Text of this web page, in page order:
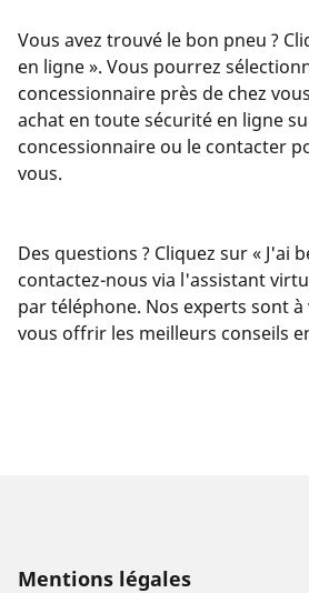
Vous avez trouvé le bon pneu ?
en ligne ». Vous pourrez
concessionnaire près de chez
achat en toute sécurité en ligne
concessionnaire ou le contacter
vous.
Des questions ? Cliquez sur « J'ai
contactez-nous via l'assistant
par téléphone. Nos experts sont
vous offrir les meilleurs conseils
Mentions légales